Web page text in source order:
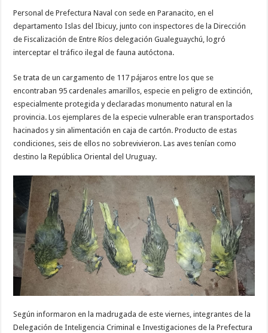
Personal de Prefectura Naval con sede en Paranacito, en el
departamento Islas del Ibicuy, junto con inspectores de la Dirección
de Fiscalización de Entre Ríos delegación Gualeguaychú, logró
interceptar el tráfico ilegal de fauna autóctona.
Se trata de un cargamento de 117 pájaros entre los que se
encontraban 95 cardenales amarillos, especie en peligro de extinción,
especialmente protegida y declaradas monumento natural en la
provincia. Los ejemplares de la especie vulnerable eran transportados
hacinados y sin alimentación en caja de cartón. Producto de estas
condiciones, seis de ellos no sobrevivieron. Las aves tenían como
destino la República Oriental del Uruguay.
Según informaron en la madrugada de este viernes, integrantes de la
Delegación de Inteligencia Criminal e Investigaciones de la Prefectura